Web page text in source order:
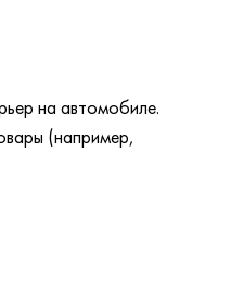
на автомобиле.
(например,